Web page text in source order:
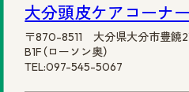
大分頭皮ケアコーナー
〒870-8511 大分県大分市豊饒2
B1F（ローソン奥）
TEL:097-545-5067